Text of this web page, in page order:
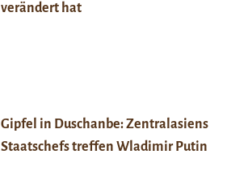
verändert hat
Gipfel in Duschanbe: Zentralasiens
Staatschefs treffen Wladimir Putin